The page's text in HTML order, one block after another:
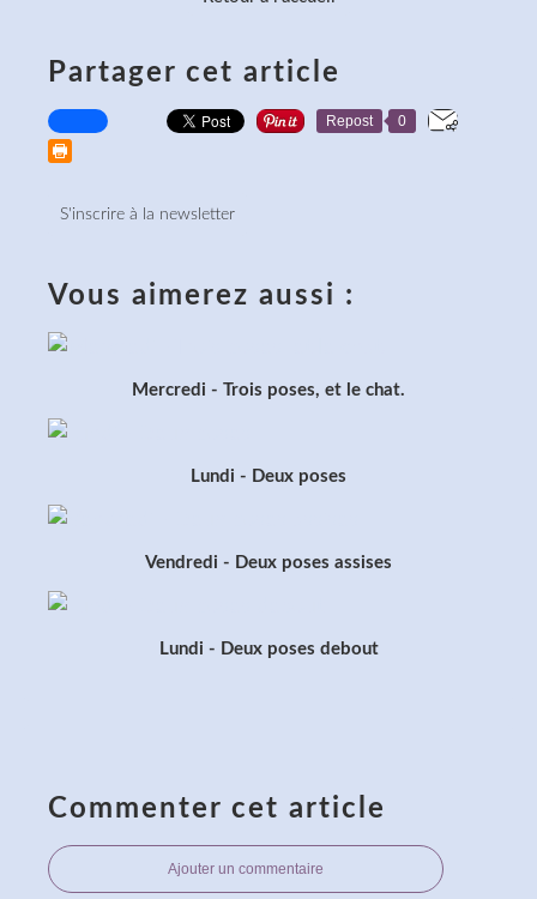
Partager cet article
Repost 0
S'inscrire à la newsletter
Vous aimerez aussi :
Mercredi - Trois poses, et le chat.
Lundi - Deux poses
Vendredi - Deux poses assises
Lundi - Deux poses debout
Commenter cet article
Ajouter un commentaire